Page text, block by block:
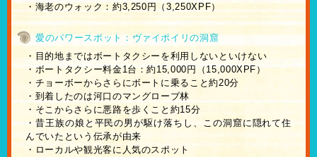
・海老のウォック：約3,250円（3,250XPF）
愛のパワースポット：ヴァイポイリの洞窟
・目的地まではボートタクシーを利用しないといけない
・ボートタクシー料金1台：約15,000円（15,000XPF）
・チョーボーからさらにボートに乗ること約20分
・到着したのは河口のマングローブ林
・そこからさらに悪路を歩くこと約15分
・昔王族の娘と平民の男が駆け落ちし、この洞窟に隠れて住
んでいたという伝承が由来
・ローカルや観光客に人気のスポット